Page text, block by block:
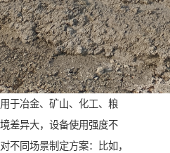
于冶金、矿山、化工、粮
差异大，设备使用强度不
不同场景制定方案：比如，